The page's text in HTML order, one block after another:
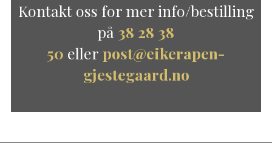
Kontakt oss for mer info/bestilling
på 38 28 38
50 eller post@eikerapen-
gjestegaard.no